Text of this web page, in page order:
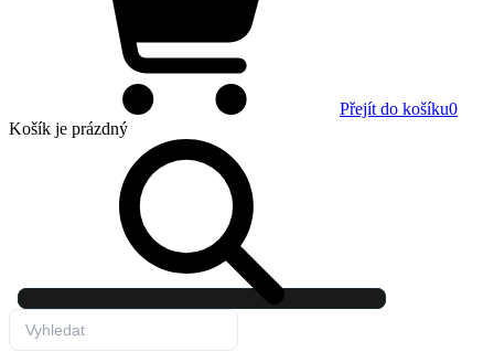
Přejít do košíku0
Košík je prázdný